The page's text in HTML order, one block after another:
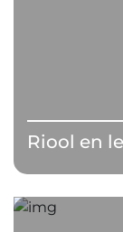
Riool en